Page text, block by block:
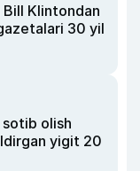
Bill Klintondan
30 yil
sotib olish
yigit 20